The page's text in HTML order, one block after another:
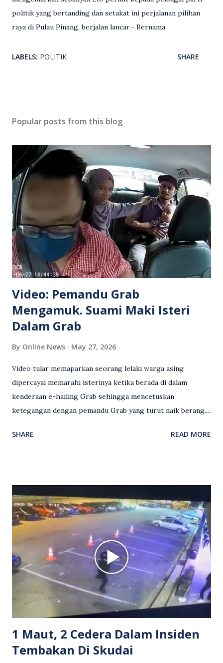
politik yang bertanding dan setakat ini perjalanan pilihan
raya di Pulau Pinang, berjalan lancar.- Bernama
LABELS: POLITIK SHARE
Popular posts from this blog
Video: Pemandu Grab
Mengamuk. Suami Maki Isteri
Dalam Grab
By Online News May 27, 2026
Video tular memaparkan seorang lelaki warga asing
dipercayai memarahi isterinya ketika berada di dalam
kenderaan e-hailing Grab sehingga mencetuskan
ketegangan dengan pemandu Grab yang turut naik berang.
antara seorang lelaki warga asing dengan pemandu Grab
Grab bertindak mempertahankan wanita terbabit sebelum
berlaku pertikaman lidah antara kedua-dua pihak. Video
berkenaan kini tular di media sosial dan mendapat pelbagai
reaksi orang ramai. Antara komen orang awam yang tular di
media sosial mengenai insiden tersebut ialah ramai yang
meluahkan rasa marah terhadap tindakan lelaki berkenaan
serta memuji pemandu Grab kerana campur tangan.
Sebahagian netizen turut meminta pihak berkuasa
mengambil tindakan tegas, manakala ada yang bersimpati
terhadap wanita dipercayai menjadi mangs...
SHARE READ MORE
1 Maut, 2 Cedera Dalam Insiden
Tembakan Di Skudai